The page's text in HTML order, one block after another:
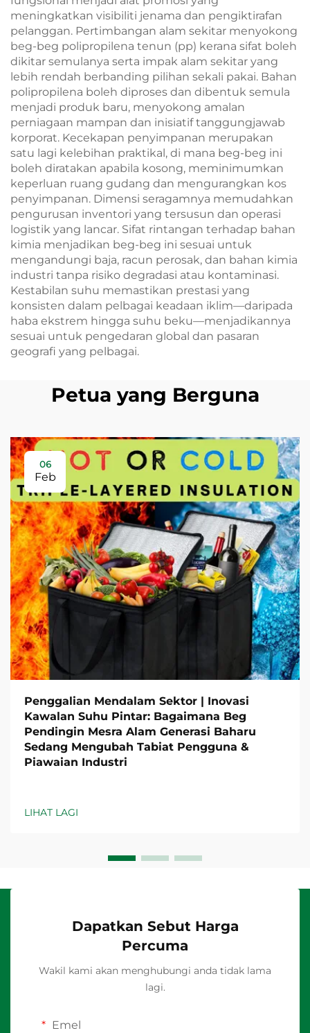
meningkatkan visibiliti jenama dan pengiktirafan
pelanggan. Pertimbangan alam sekitar menyokong
beg-beg polipropilena tenun (pp) kerana sifat boleh
dikitar semulanya serta impak alam sekitar yang
lebih rendah berbanding pilihan sekali pakai. Bahan
polipropilena boleh diproses dan dibentuk semula
menjadi produk baru, menyokong amalan
perniagaan mampan dan inisiatif tanggungjawab
korporat. Kecekapan penyimpanan merupakan
satu lagi kelebihan praktikal, di mana beg-beg ini
boleh diratakan apabila kosong, meminimumkan
keperluan ruang gudang dan mengurangkan kos
penyimpanan. Dimensi seragamnya memudahkan
pengurusan inventori yang tersusun dan operasi
logistik yang lancar. Sifat rintangan terhadap bahan
kimia menjadikan beg-beg ini sesuai untuk
mengandungi baja, racun perosak, dan bahan kimia
industri tanpa risiko degradasi atau kontaminasi.
Kestabilan suhu memastikan prestasi yang
konsisten dalam pelbagai keadaan iklim—daripada
haba ekstrem hingga suhu beku—menjadikannya
sesuai untuk pengedaran global dan pasaran
geografi yang pelbagai.
Petua yang Berguna
06
Feb
Penggalian Mendalam Sektor | Inovasi
Kawalan Suhu Pintar: Bagaimana Beg
Pendingin Mesra Alam Generasi Baharu
Sedang Mengubah Tabiat Pengguna &
Piawaian Industri
LIHAT LAGI
Dapatkan Sebut Harga
Percuma
Wakil kami akan menghubungi anda tidak lama
lagi.
Emel